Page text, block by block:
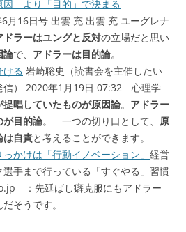
」より「目的」で決まる
6月16日号 出雲 充 出雲 充 ユーグレナ
ドラーはユングと反対の立場だと思い
論で、 アドラーは目的論。
ける 岩崎聡史（読書会を主催したい
信） 2020年1月19日 07:32 心理学
提唱していたものが原因論。 アドラー
が目的論。 一つの切り口として、 原
は自責と考えることができます。
かけは「行動イノベーション」 経営
手まで行っている「すぐやる」習慣
：先延ばし癖克服にもアドラー
そうです。